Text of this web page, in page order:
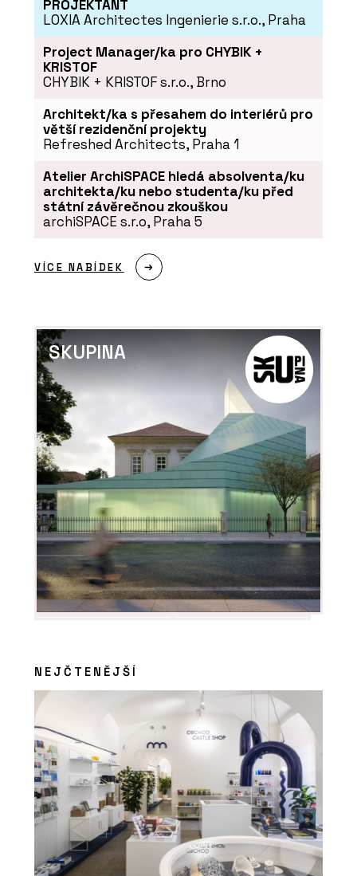
PRODUKTY
Tvrzený Kámen Morning Daisy -
TechniStone
Tvrzený Kámen Noble Concrete Grey -
PRODUKTY
Tvrzený kámen Noble Quartzite -
TechniStone
PROJEKTANT
LOXIA Architectes Ingenierie s.r.o., Praha
Project Manager/ka pro CHYBIK +
KRISTOF
CHYBIK + KRISTOF s.r.o., Brno
Architekt/ka s přesahem do interiérů pro
větší rezidenční projekty
Refreshed Architects, Praha 1
Atelier ArchiSPACE hledá absolventa/ku
architekta/ku nebo studenta/ku před
státní závěrečnou zkouškou
archiSPACE s.r.o, Praha 5
VÍCE NABÍDEK
SKUPINA
NEJČTENĚJŠÍ